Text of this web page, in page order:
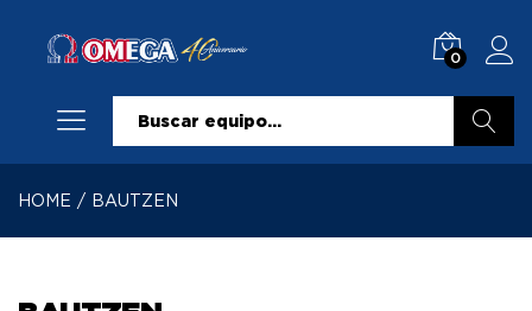
0
HOME / BAUTZEN